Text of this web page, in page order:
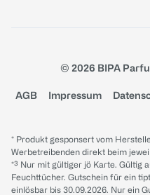
© 2026 BIPA
AGB Impressum
* Produkt gesponsert vom
Werbetreibenden direkt beim
*³ Nur mit gültiger jö Karte. Gültig
Feuchttücher. Gutschein für ein
einlösbar bis 30.09.2026. Nur ein